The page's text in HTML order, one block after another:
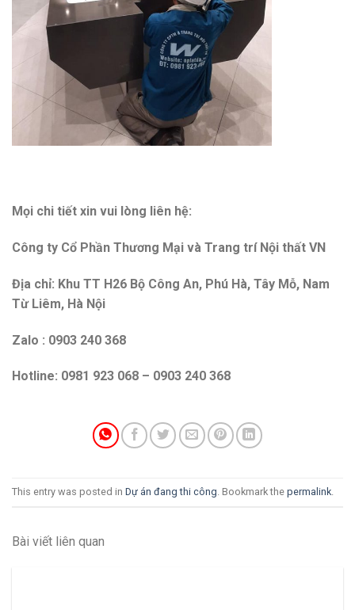
Mọi chi tiết xin vui lòng liên hệ:
Công ty Cổ Phần Thương Mại và Trang trí Nội thất VN
Địa chỉ: Khu TT H26 Bộ Công An, Phú Hà, Tây Mỗ, Nam
Từ Liêm, Hà Nội
Zalo : 0903 240 368
Hotline: 0981 923 068 – 0903 240 368
This entry was posted in Dự án đang thi công . Bookmark the permalink
Bài viết liên quan